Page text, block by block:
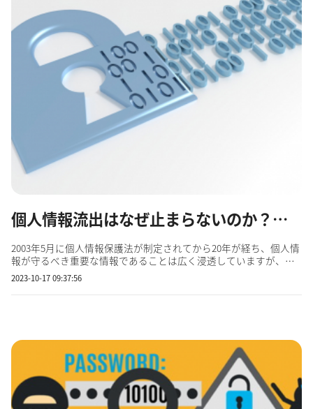
個人情報流出はなぜ止まらないのか？ 流出リスクと対策方法を解説
2003年5月に個人情報保護法が制定されてから20年が経ち、個人情
報が守るべき重要な情報であることは広く浸透していますが、そ
れでも個人情報流出が止まりません。 事実、2022年に上場企業と
その子会社で、個人情報の流出・紛失事故を公表したのは150社、
2023-10-17 09:37:56